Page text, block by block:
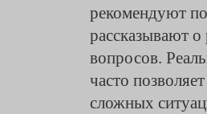
рекомендуют
рассказывают
вопросов.
часто
сложных